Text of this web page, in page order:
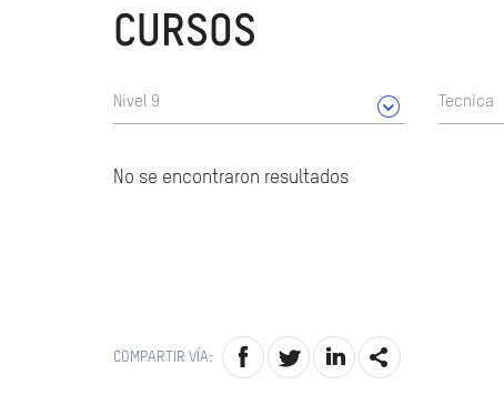
CURSOS
Nivel 9 Tecnica
No se encontraron resultados
COMPARTIR VÍA: